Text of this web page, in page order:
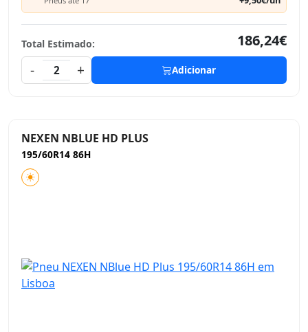
Total Estimado:
186,24€
-
2 + Adicionar
NEXEN NBLUE HD PLUS
195/60R14 86H